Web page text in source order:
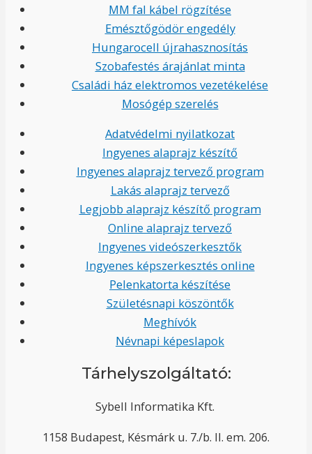
MM fal kábel rögzítése
Emésztőgödör engedély
Hungarocell újrahasznosítás
Szobafestés árajánlat minta
Családi ház elektromos vezetékelése
Mosógép szerelés
Adatvédelmi nyilatkozat
Ingyenes alaprajz készítő
Ingyenes alaprajz tervező program
Lakás alaprajz tervező
Legjobb alaprajz készítő program
Online alaprajz tervező
Ingyenes videószerkesztők
Ingyenes képszerkesztés online
Pelenkatorta készítése
Születésnapi köszöntők
Meghívók
Névnapi képeslapok
Tárhelyszolgáltató:
Sybell Informatika Kft.
1158 Budapest, Késmárk u. 7./b. II. em. 206.